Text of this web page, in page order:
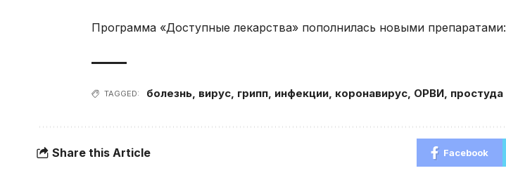
Программа «Доступные лекарства» пополнилась новыми препаратами:
TAGGED: болезнь, вирус, грипп, инфекции, коронавирус, ОРВИ, простуда
Share this Article Facebook